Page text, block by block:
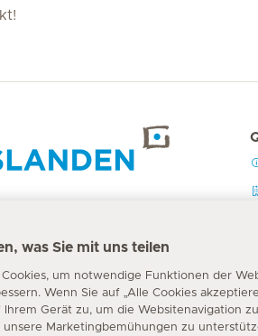
was Sie mit uns teilen
um notwendige Funktionen der
Wenn Sie auf „Alle Cookies
Ihrem Gerät zu, um die Websitenavigation
unsere Marketingbemühungen zu